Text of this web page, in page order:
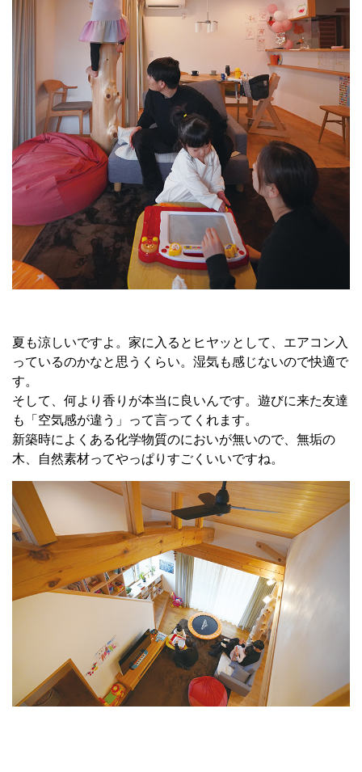
夏も涼しいですよ。家に入るとヒヤッとして、エアコン入
っているのかなと思うくらい。湿気も感じないので快適で
す。
そして、何より香りが本当に良いんです。遊びに来た友達
も「空気感が違う」って言ってくれます。
新築時によくある化学物質のにおいが無いので、無垢の
木、自然素材ってやっぱりすごくいいですね。